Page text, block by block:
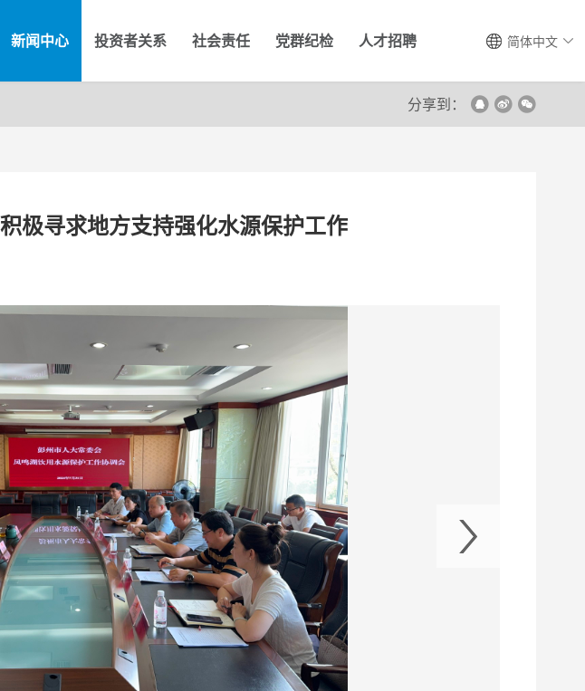
简体中文
新闻中心 投资者关系 社会责任 党群纪检 人才招聘
分享到：
极寻求地方支持强化水源保护工作